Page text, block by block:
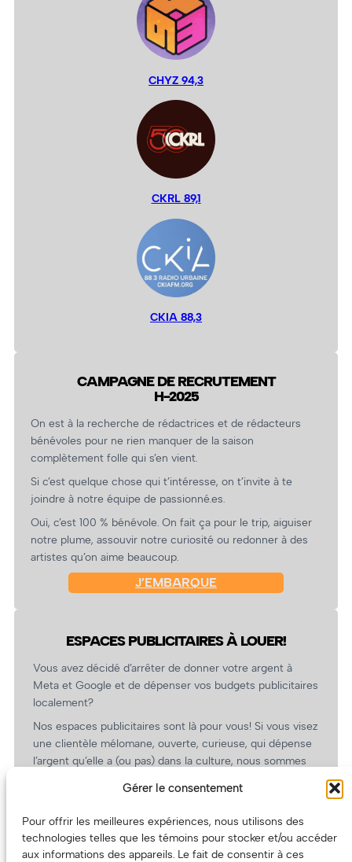
Gérer le consentement
Pour offrir les meilleures expériences, nous utilisons des
technologies telles que les témoins pour stocker et/ou accéder
aux informations des appareils. Le fait de consentir à ces
CHYZ 94,3
CKRL 89,1
CKIA 88,3
CAMPAGNE DE RECRUTEMENT
H-2025
On est à la recherche de rédactrices et de rédacteurs
bénévoles pour ne rien manquer de la saison
complètement folle qui s’en vient.
Si c’est quelque chose qui t’intéresse, on t’invite à te
joindre à notre équipe de passionné.es.
Oui, c’est 100 % bénévole. On fait ça pour le trip, aiguiser
notre plume, assouvir notre curiosité ou redonner à des
artistes qu’on aime beaucoup.
J’EMBARQUE
ESPACES PUBLICITAIRES À LOUER!
Vous avez décidé d’arrêter de donner votre argent à
Meta et Google et de dépenser vos budgets publicitaires
localement?
Nos espaces publicitaires sont là pour vous! Si vous visez
une clientèle mélomane, ouverte, curieuse, qui dépense
l’argent qu’elle a (ou pas) dans la culture, nous sommes
revient.
(Oui, on va avoir des tarifs spéciaux pour vous, les